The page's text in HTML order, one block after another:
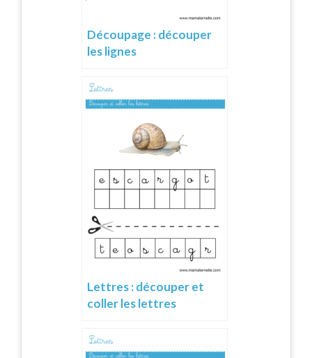
Découpage : découper
les lignes
Lettres : découper et
coller les lettres